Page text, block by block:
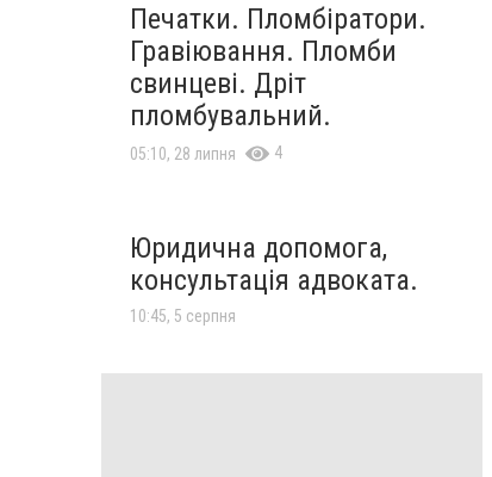
Печатки. Пломбіратори.
Гравіювання. Пломби
свинцеві. Дріт
пломбувальний.
05:10, 28 липня 4
Юридична допомога,
консультація адвоката.
10:45, 5 серпня